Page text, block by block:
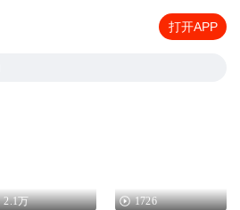
打开APP
2.1万 1726